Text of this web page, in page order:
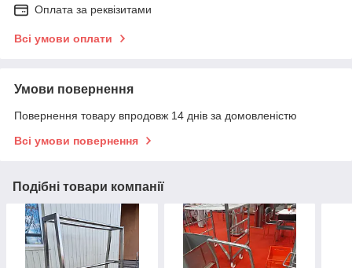
Оплата за реквізитами
Всі умови оплати
Умови повернення
Повернення товару впродовж 14 днів за домовленістю
Всі умови повернення
Подібні товари компанії